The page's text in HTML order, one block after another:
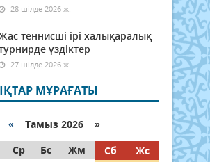
28 шілде 2026 ж.
теннисші ірі халықаралық
үздіктер
27 шілде 2026 ж.
МҰРАҒАТЫ
« Тамыз 2026 »
Ср Бс Жм Сб
Жс